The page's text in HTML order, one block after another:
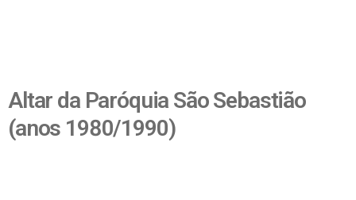
Altar da Paróquia São Sebastião
(anos 1980/1990)